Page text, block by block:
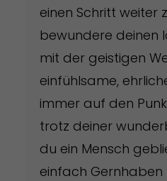
einen Schritt weiter
bewundere deinen
mit der geistigen
einfühlsame,
immer auf den
trotz deiner
du ein Mensch
einfach